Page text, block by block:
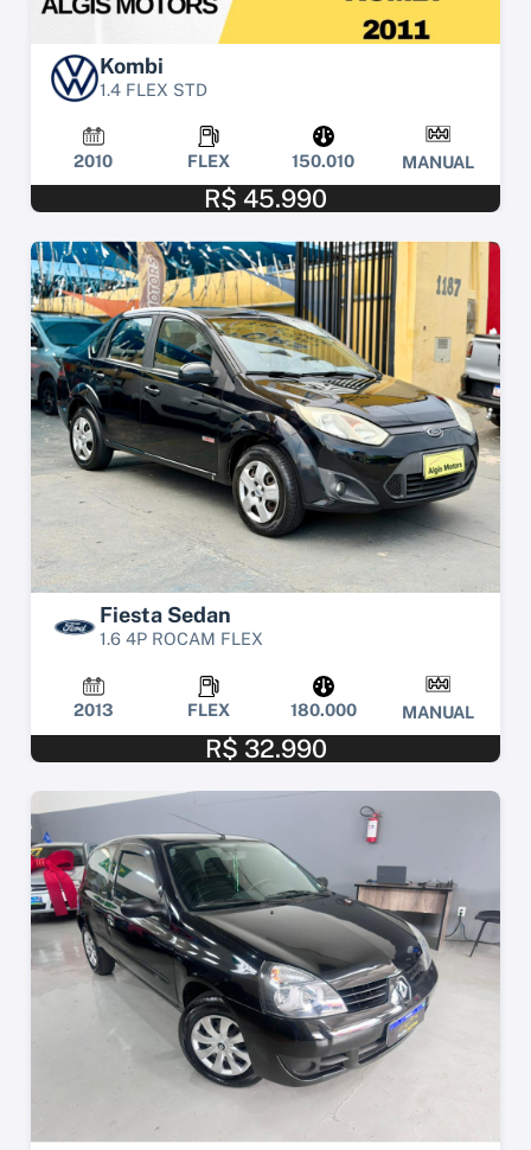
Kombi
1.4 FLEX STD
2010 FLEX 150.010 MANUAL
R$ 45.990
Fiesta Sedan
1.6 4P ROCAM FLEX
2013 FLEX 180.000 MANUAL
R$ 32.990